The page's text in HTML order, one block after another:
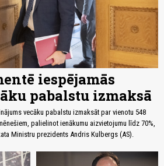
iespējamās
pabalstu izmaksā
vecāku pabalstu izmaksāt par vienotu 548
palielinot ienākumu aizvietojumu līdz 70%,
Ministru prezidents Andris Kulbergs (AS).